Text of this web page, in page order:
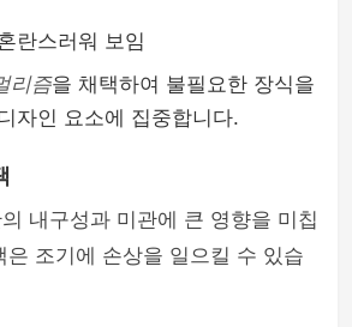
란스러워 보임
리즘을 채택하여 불필요한 장식을
자인 요소에 집중합니다.
내구성과 미관에 큰 영향을 미칩
은 조기에 손상을 일으킬 수 있습